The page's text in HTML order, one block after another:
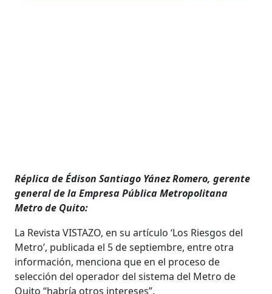
Réplica de Édison Santiago Yánez Romero, gerente
general de la Empresa Pública Metropolitana
Metro de Quito:
La Revista VISTAZO, en su artículo ‘Los Riesgos del
Metro’, publicada el 5 de septiembre, entre otra
información, menciona que en el proceso de
selección del operador del sistema del Metro de
Quito “habría otros intereses”.